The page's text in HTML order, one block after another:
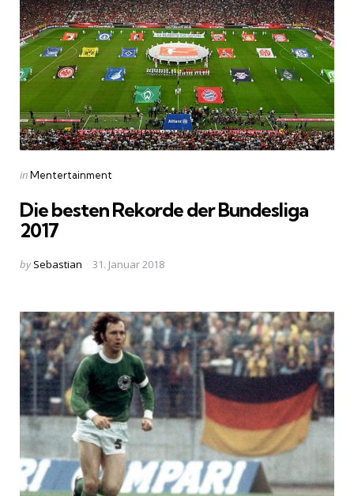
Categories
Posted
inMentertainment
Die besten Rekorde der Bundesliga
2017
Posted
by Sebastian 31. Januar 2018